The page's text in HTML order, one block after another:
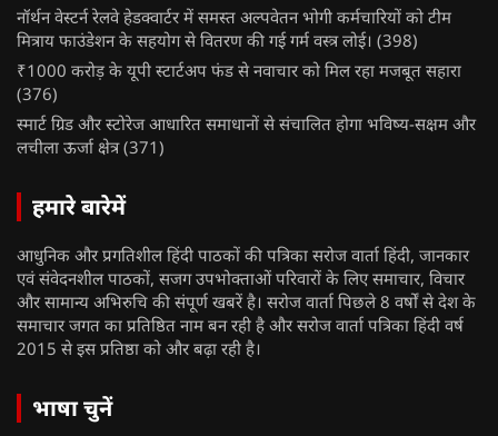
नॉर्थन वेस्टर्न रेलवे हेडक्वार्टर में समस्त अल्पवेतन भोगी कर्मचारियों को टीम
मित्राय फाउंडेशन के सहयोग से वितरण की गई गर्म वस्त्र लोई। (398)
₹1000 करोड़ के यूपी स्टार्टअप फंड से नवाचार को मिल रहा मजबूत सहारा
(376)
स्मार्ट ग्रिड और स्टोरेज आधारित समाधानों से संचालित होगा भविष्य-सक्षम और
लचीला ऊर्जा क्षेत्र (371)
हमारे बारेमें
आधुनिक और प्रगतिशील हिंदी पाठकों की पत्रिका सरोज वार्ता हिंदी, जानकार
एवं संवेदनशील पाठकों, सजग उपभोक्ताओं परिवारों के लिए समाचार, विचार
और सामान्य अभिरुचि की संपूर्ण खबरें है। सरोज वार्ता पिछले 8 वर्षों से देश के
समाचार जगत का प्रतिष्ठित नाम बन रही है और सरोज वार्ता पत्रिका हिंदी वर्ष
2015 से इस प्रतिष्ठा को और बढ़ा रही है।
भाषा चुनें